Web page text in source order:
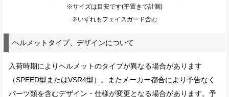
※サイズは目安です(平置きで計測)
※いずれもフェイスガード含む
ヘルメットタイプ、デザインについて
入荷時期によりヘルメットのタイプが異なる場合があります
（SPEED型またはVSR4型）。またメーカー都合により予告なく
パーツ類を含むデザイン・仕様が変更となる場合があります。予